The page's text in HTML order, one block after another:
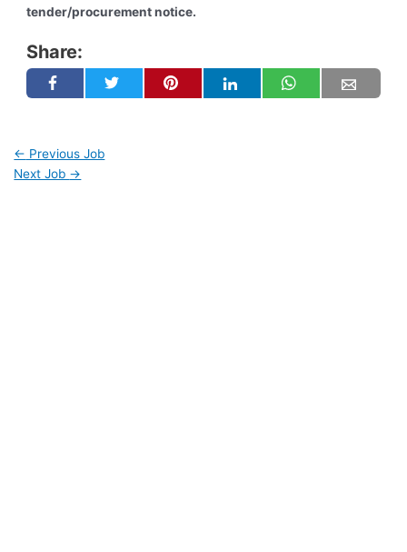
tender/procurement notice.
Share:
← Previous Job
Next Job →